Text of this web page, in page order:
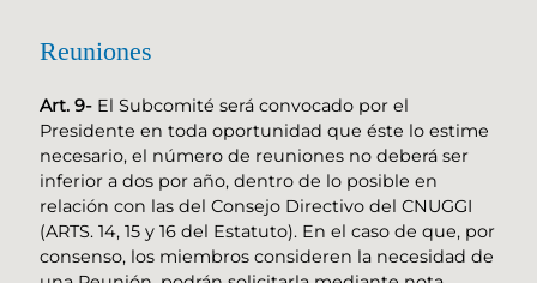
Reuniones
Art. 9- El Subcomité será convocado por el
Presidente en toda oportunidad que éste lo estime
necesario, el número de reuniones no deberá ser
inferior a dos por año, dentro de lo posible en
relación con las del Consejo Directivo del CNUGGI
(ARTS. 14, 15 y 16 del Estatuto). En el caso de que, por
consenso, los miembros consideren la necesidad de